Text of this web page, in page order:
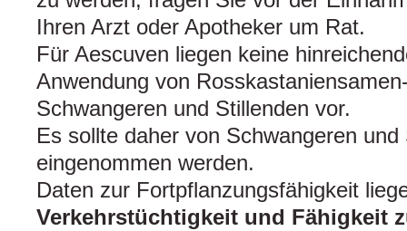
Ihren Arzt oder Apotheker um Rat.
Für Aescuven liegen keine
Anwendung von
Schwangeren und Stillenden vor.
Es sollte daher von Schwangeren und
eingenommen werden.
Daten zur Fortpflanzungsfähigkeit
Verkehrstüchtigkeit und Fähigkeit